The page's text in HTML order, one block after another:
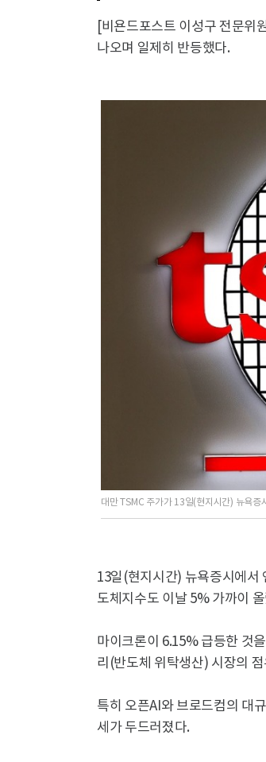
[비욘드포스트 이성구 전문위
나오며 일제히 반등했다.
대만 TSMC 주가가 13일(현지시간) 뉴욕
13일(현지시간) 뉴욕증시에서
도체지수도 이날 5% 가까이
마이크론이 6.15% 급등한 것
리(반도체 위탁생산) 시장의
특히 오픈AI와 브로드컴의 대
세가 두드러졌다.